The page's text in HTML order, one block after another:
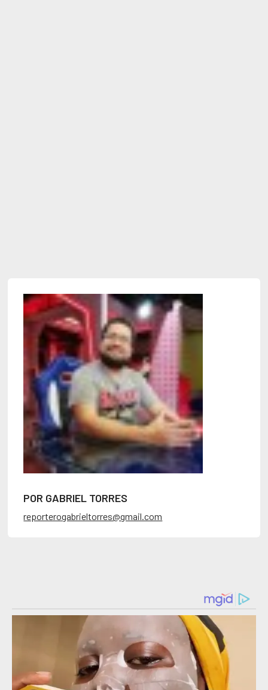
POR GABRIEL TORRES
reporterogabrieltorres@gmail.com